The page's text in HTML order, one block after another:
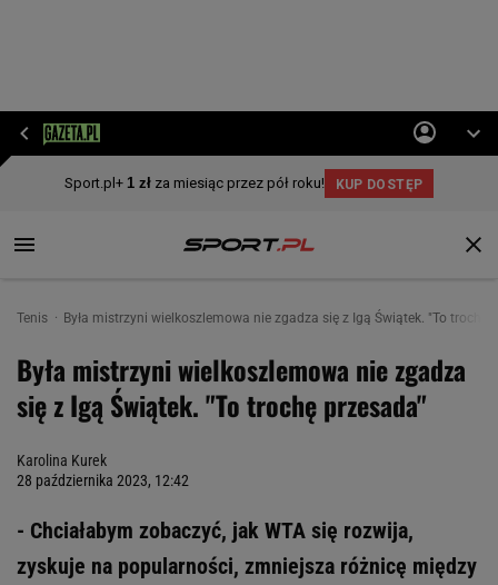
Tenis Była mistrzyni wielkoszlemowa nie zgadza się z Igą Świątek. "To trochę
Była mistrzyni wielkoszlemowa nie zgadza
się z Igą Świątek. "To trochę przesada"
Karolina Kurek
28 października 2023, 12:42
- Chciałabym zobaczyć, jak WTA się rozwija,
zyskuje na popularności, zmniejsza różnicę między